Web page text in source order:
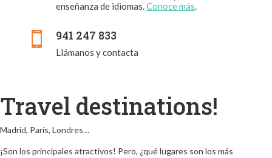
enseñanza de idiomas.Conoce más.
 941 247 833
Llámanos y contacta
Travel destinations!
Madrid, París, Londres…
¡Son los principales atractivos! Pero, ¿qué lugares son los más